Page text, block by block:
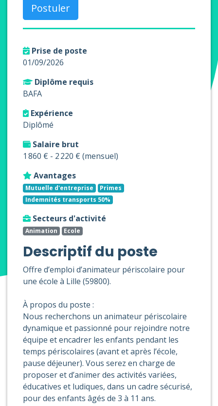
Postuler
Prise de poste
01/09/2026
Diplôme requis
BAFA
Expérience
Diplômé
Salaire brut
1 860 € - 2 220 € (mensuel)
Avantages
Mutuelle d'entreprise
Primes
Indemnités transports 50%
Secteurs d'activité
Animation Ecole
Descriptif du poste
Offre d’emploi d’animateur périscolaire pour
une école à Lille (59800).
À propos du poste :
Nous recherchons un animateur périscolaire
dynamique et passionné pour rejoindre notre
équipe et encadrer les enfants pendant les
temps périscolaires (avant et après l’école,
pause déjeuner). Vous serez en charge de
proposer et d’animer des activités variées,
éducatives et ludiques, dans un cadre sécurisé,
pour des enfants âgés de 3 à 11 ans.